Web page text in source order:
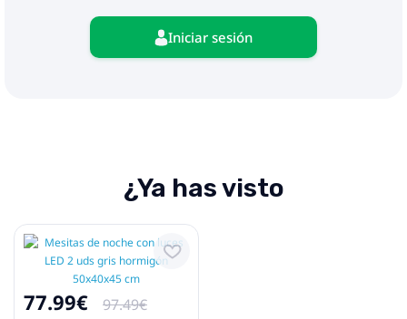
Iniciar sesión
¿Ya has visto
77.99€
97.49€